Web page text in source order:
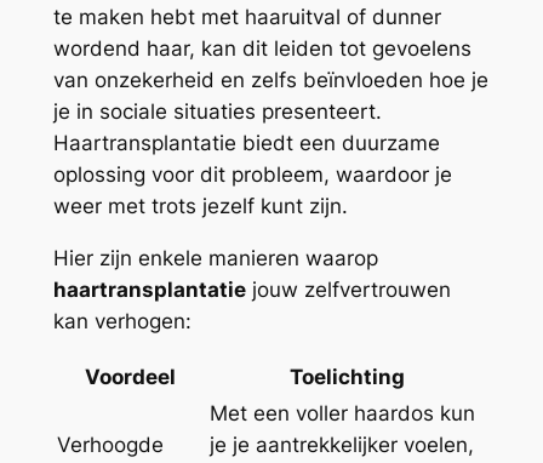
te maken hebt met haaruitval of dunner
wordend haar, kan dit leiden tot gevoelens
van onzekerheid en zelfs beïnvloeden hoe je
je in sociale situaties presenteert.
Haartransplantatie biedt een duurzame
oplossing voor dit probleem, waardoor je
weer met trots jezelf kunt zijn.
Hier zijn enkele manieren waarop
haartransplantatiejouw zelfvertrouwen
kan verhogen:
Voordeel Toelichting
Verhoogde
Met een voller haardos kun
je je aantrekkelijker voelen,